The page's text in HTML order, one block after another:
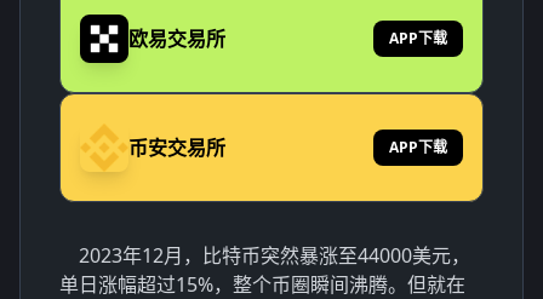
欧易交易所 APP下载
币安交易所 APP下载
2023年12月，比特币突然暴涨至44000美元，
单日涨幅超过15%，整个币圈瞬间沸腾。但就在